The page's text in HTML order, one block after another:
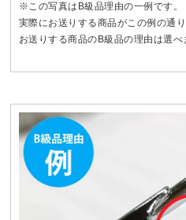
※この写真はB級品理由の一例です。
実際にお送りする商品がこの例の通
お送りする商品のB級品の理由は選べ